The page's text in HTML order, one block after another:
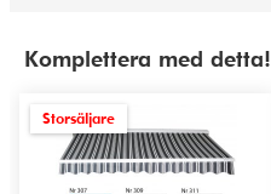
Komplettera med detta!
Storsäljare